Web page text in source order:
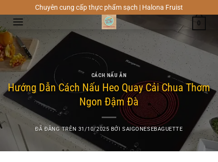
đến
nội
dung
Chuyên cung cấp thực phẩm sạch | Halona Fruist
0
CÁCH NẤU ĂN
Hướng Dẫn Cách Nấu Heo Quay Cải Chua Thơm
Ngon Đậm Đà
ĐÃ ĐĂNG TRÊN 31/10/2025 BỞISAIGONESEBAGUETTE